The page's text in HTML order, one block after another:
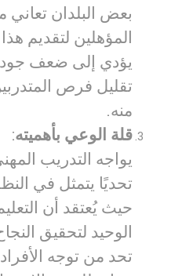
بعض البلدان
المؤهلين لتقديم
يؤدي إلى ضعف جودة
تقليل فرص
منه.
قلة الوعي بأهميته:
يواجه التدريب
تحديًا يتمثل في
حيث يُعتقد أن
الوحيد لتحقيق
تحد من توجه